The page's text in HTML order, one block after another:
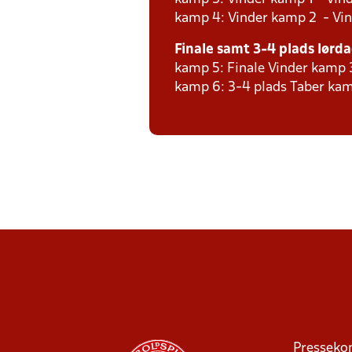
kamp 4: Vinder kamp 2 -
Finale samt 3-4 plads
kamp 5: Finale Vinder kamp
kamp 6: 3-4 plads Taber